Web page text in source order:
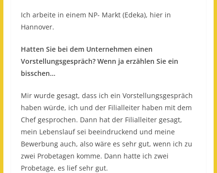
Ich arbeite in einem NP- Markt (Edeka), hier in
Hannover.
Hatten Sie bei dem Unternehmen einen
Vorstellungsgespräch? Wenn ja erzählen Sie ein
bisschen…
Mir wurde gesagt, dass ich ein Vorstellungsgespräch
haben würde, ich und der Filialleiter haben mit dem
Chef gesprochen. Dann hat der Filialleiter gesagt,
mein Lebenslauf sei beeindruckend und meine
Bewerbung auch, also wäre es sehr gut, wenn ich zu
zwei Probetagen komme. Dann hatte ich zwei
Probetage, es lief sehr gut.